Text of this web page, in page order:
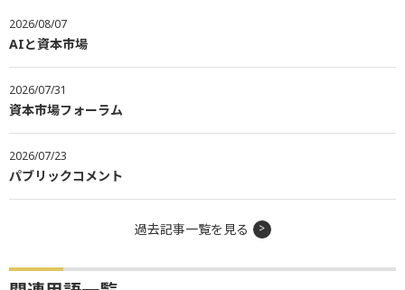
2026/08/07
AIと資本市場
2026/07/31
資本市場フォーラム
2026/07/23
パブリックコメント
過去記事一覧を見る